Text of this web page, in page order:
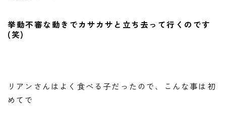
挙動不審な動きでカサカサと立ち去って行くのです
(笑)
リアンさんはよく食べる子だったので、こんな事は初
めてで